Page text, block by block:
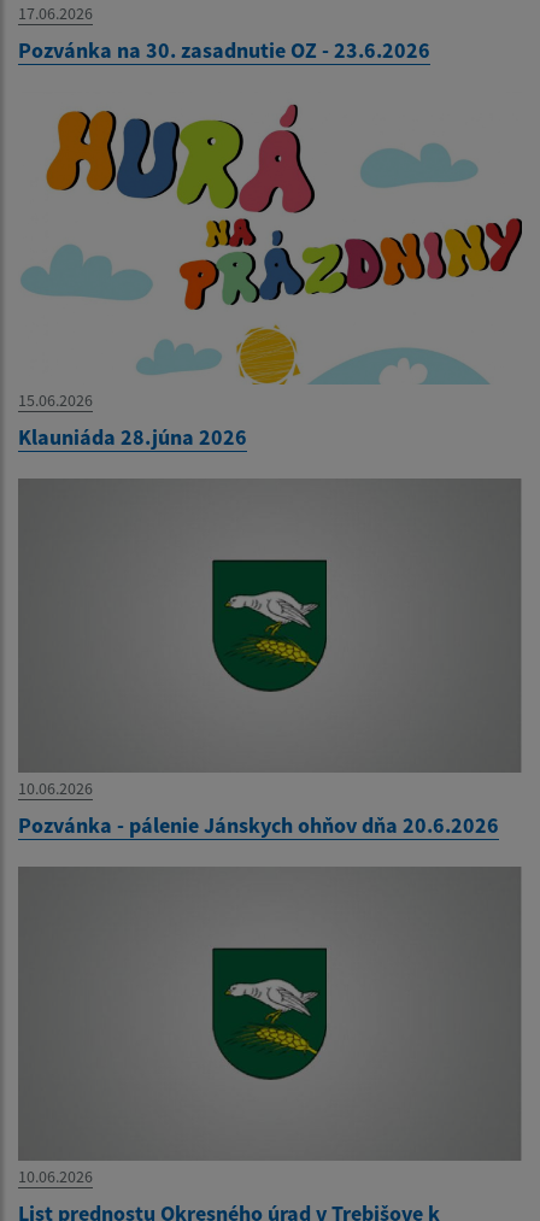
17.06.2026
Pozvánka na 30. zasadnutie OZ - 23.6.2026
15.06.2026
Klauniáda 28.júna 2026
10.06.2026
Pozvánka - pálenie Jánskych ohňov dňa 20.6.2026
10.06.2026
List prednostu Okresného úrad v Trebišove k